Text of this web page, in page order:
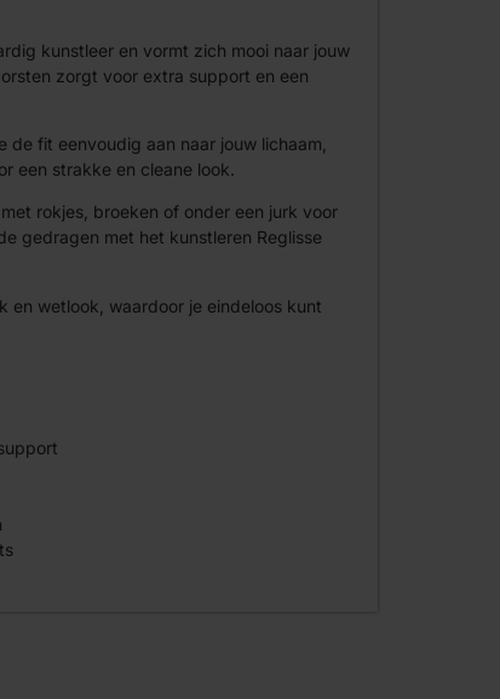
kunstleer en vormt zich mooi naar jouw
zorgt voor extra support en een
fit eenvoudig aan naar jouw lichaam,
een strakke en cleane look.
rokjes, broeken of onder een jurk voor
gedragen met het kunstleren Reglisse
en wetlook, waardoor je eindeloos kunt